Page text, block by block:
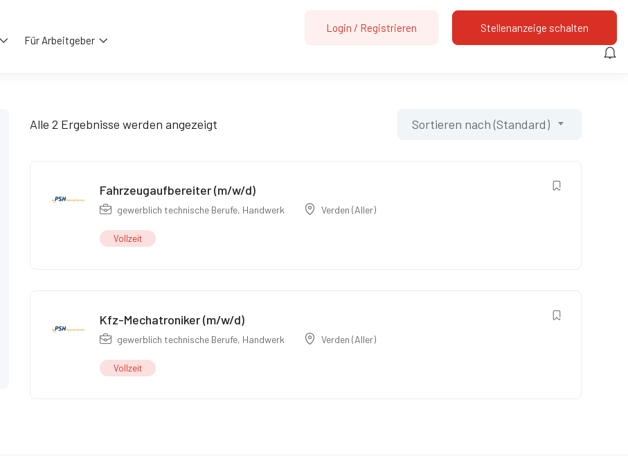
Für Arbeitgeber
Login / Registrieren Stellenanzeige schalten
Alle 2 Ergebnisse werden angezeigt Sortieren nach (Standard)
Fahrzeugaufbereiter (m/w/d)
gewerblich technische Berufe, Handwerk Verden (Aller)
Vollzeit
Kfz-Mechatroniker (m/w/d)
gewerblich technische Berufe, Handwerk Verden (Aller)
Vollzeit